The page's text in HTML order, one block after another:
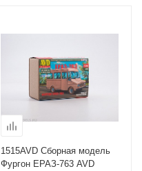
1515AVD Сборная модель
Фургон ЕРАЗ-763 AVD